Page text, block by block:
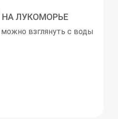
НА ЛУКОМОРЬЕ
взглянуть с воды